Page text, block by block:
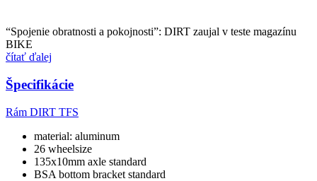
“Spojenie obratnosti a pokojnosti”: DIRT zaujal v teste magazínu
BIKE
čítať ďalej
Špecifikácie
Rám DIRT TFS
material: aluminum
26 wheelsize
135x10mm axle standard
BSA bottom bracket standard